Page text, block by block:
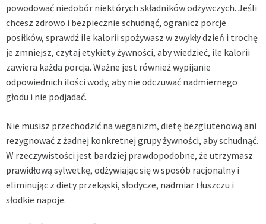
powodować niedobór niektórych składników odżywczych. Jeśli
chcesz zdrowo i bezpiecznie schudnąć, ogranicz porcje
posiłków, sprawdź ile kalorii spożywasz w zwykły dzień i trochę
je zmniejsz, czytaj etykiety żywności, aby wiedzieć, ile kalorii
zawiera każda porcja. Ważne jest również wypijanie
odpowiednich ilości wody, aby nie odczuwać nadmiernego
głodu i nie podjadać.
Nie musisz przechodzić na weganizm, dietę bezglutenową ani
rezygnować z żadnej konkretnej grupy żywności, aby schudnąć.
W rzeczywistości jest bardziej prawdopodobne, że utrzymasz
prawidłową sylwetkę, odżywiając się w sposób racjonalny i
eliminując z diety przekąski, słodycze, nadmiar tłuszczu i
słodkie napoje.